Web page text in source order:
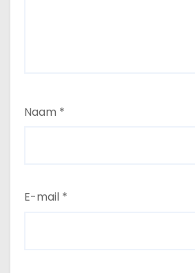
Naam *
E-mail *